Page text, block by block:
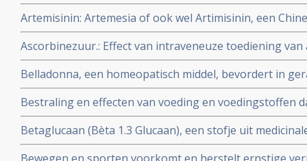
Artemisinin: Artemesia of ook wel Artimisinin, een
in een behandeling van kanker. Vooral bij
Ascorbinezuur.: Effect van intraveneuze toediening
injecties met vitamine C) als aanvulling in
Belladonna, een homeopatisch middel, bevordert in
onderzoek herstel van bijwerkingen van bestraling.
Bestraling en effecten van voeding en voedingstoffen
en artikelen bij elkaar gezet over dit onderwerp.
Betaglucaan (Bèta 1.3 Glucaan), een stofje uit
natuurlijke middel zo bijzonder is in een behandeling